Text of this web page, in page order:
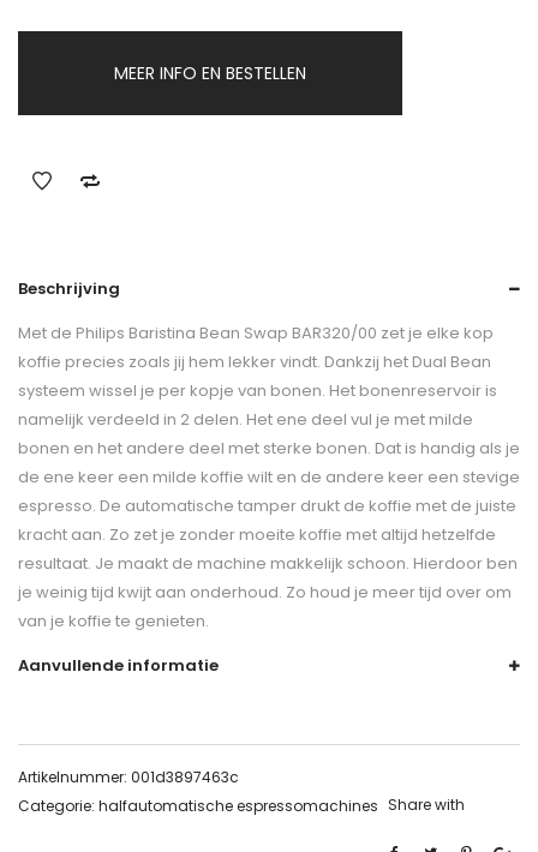
MEER INFO EN BESTELLEN
Beschrijving
Met de Philips Baristina Bean Swap BAR320/00 zet je elke kop
koffie precies zoals jij hem lekker vindt. Dankzij het Dual Bean
systeem wissel je per kopje van bonen. Het bonenreservoir is
namelijk verdeeld in 2 delen. Het ene deel vul je met milde
bonen en het andere deel met sterke bonen. Dat is handig als je
de ene keer een milde koffie wilt en de andere keer een stevige
espresso. De automatische tamper drukt de koffie met de juiste
kracht aan. Zo zet je zonder moeite koffie met altijd hetzelfde
resultaat. Je maakt de machine makkelijk schoon. Hierdoor ben
je weinig tijd kwijt aan onderhoud. Zo houd je meer tijd over om
van je koffie te genieten.
Aanvullende informatie
Artikelnummer: 001d3897463c
Categorie: halfautomatische espressomachines Share with